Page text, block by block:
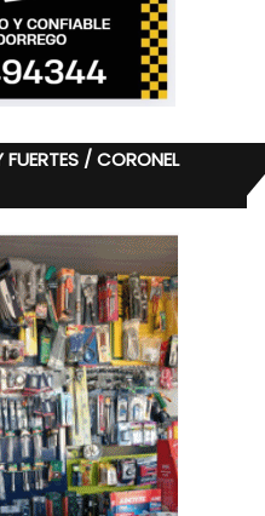
FUERTES / CORONEL